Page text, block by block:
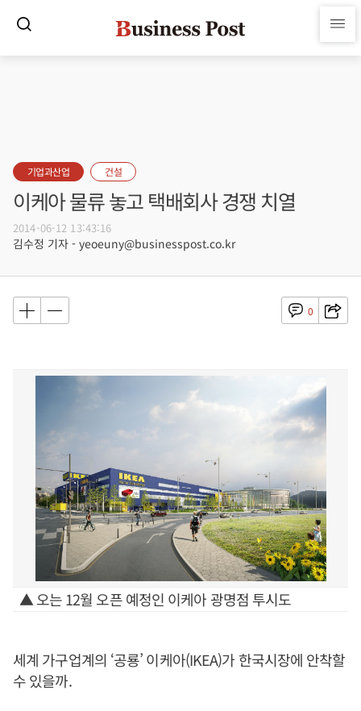
기업과산업 건설
이케아 물류 놓고 택배회사 경쟁 치열
2014-06-12 13:43:16
김수정 기자 - yeoeuny@businesspost.co.kr
0
▲ 오는 12월 오픈 예정인 이케아 광명점 투시도
세계 가구업계의 ‘공룡’ 이케아(IKEA)가 한국시장에 안착할
수 있을까.